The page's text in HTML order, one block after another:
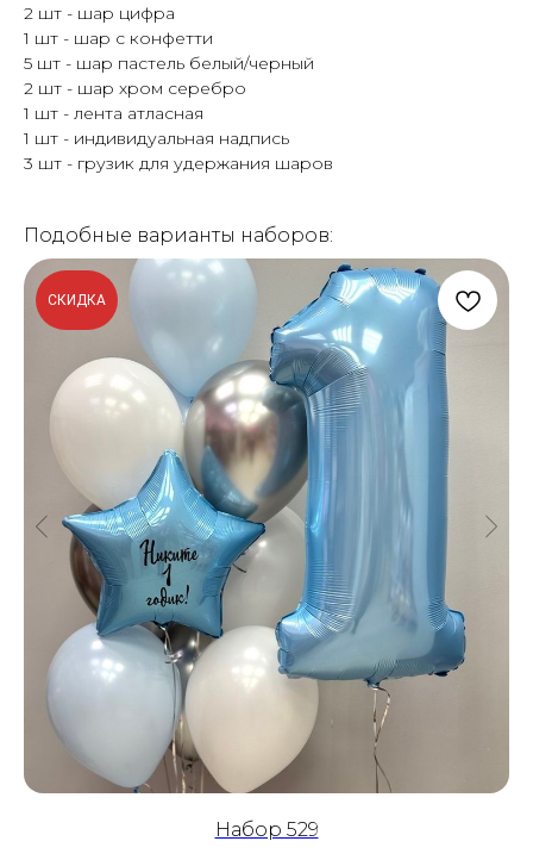
2 шт - шар цифра
1 шт - шар с конфетти
5 шт - шар пастель белый/черный
2 шт - шар хром серебро
1 шт - лента атласная
1 шт - индивидуальная надпись
3 шт - грузик для удержания шаров
Подобные варианты наборов:
СКИДКА
Набор 529